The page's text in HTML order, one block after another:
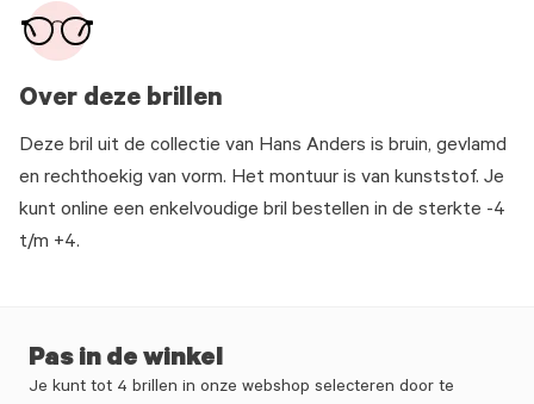
Over deze brillen
Deze bril uit de collectie van Hans Anders is bruin, gevlamd
en rechthoekig van vorm. Het montuur is van kunststof. Je
kunt online een enkelvoudige bril bestellen in de sterkte -4
t/m +4.
Pas in de winkel
Je kunt tot 4 brillen in onze webshop selecteren door te